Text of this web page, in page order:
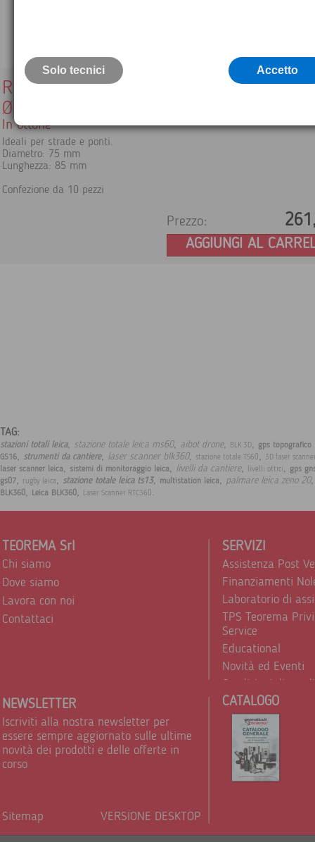
Riferimenti verticali
Ø 75 mm / lungh. 85 mm - 10 pz.
In ottone
Ideali per strade e ponti.
Diametro: 75 mm
Lunghezza: 85 mm
Confezione da 10 pezzi
Prezzo:
AGGIUNGI AL
TAG:
stazioni totali leica, stazione totale leica ms60, aibot drone, BLK 3D, gps topografico
GS16, strumenti da cantiere, laser scanner blk360, stazione totale TS60, 3D laser
laser scanner leica, sistemi di monitoraggio leica, livelli da cantiere, livelli ottici, gps
gs07, rugby leica, stazione totale leica ts13, multistation leica, palmare leica zeno 20
BLK360, Leica BLK360, Laser Scanner RTC360.
TEOREMA Srl
Chi siamo
Dove siamo
Lavora con noi
Contattaci
SERVIZI
Assistenza Post
Finanziamenti
Laboratorio di
TPS Teorema
Service
Educational
Novità ed Eventi
Condizioni di
Trattamento dei
NEWSLETTER
Iscriviti alla nostra newsletter per
essere sempre aggiornato sulle ultime
novità dei prodotti e delle offerte in
corso
Sitemap VERSIONE DESKTOP
CATALOGO
Solo tecnici Accetto